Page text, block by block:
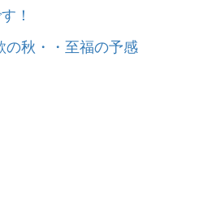
！
の秋・・至福の予感